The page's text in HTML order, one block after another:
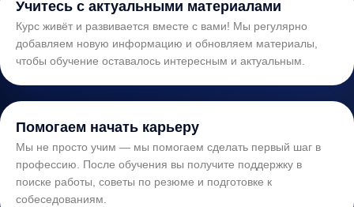
Учитесь с актуальными материалами
Курс живёт и развивается вместе с вами! Мы регулярно
добавляем новую информацию и обновляем материалы,
чтобы обучение оставалось интересным и актуальным.
Помогаем начать карьеру
Мы не просто учим — мы помогаем сделать первый шаг в
профессию. После обучения вы получите поддержку в
поиске работы, советы по резюме и подготовке к
собеседованиям.